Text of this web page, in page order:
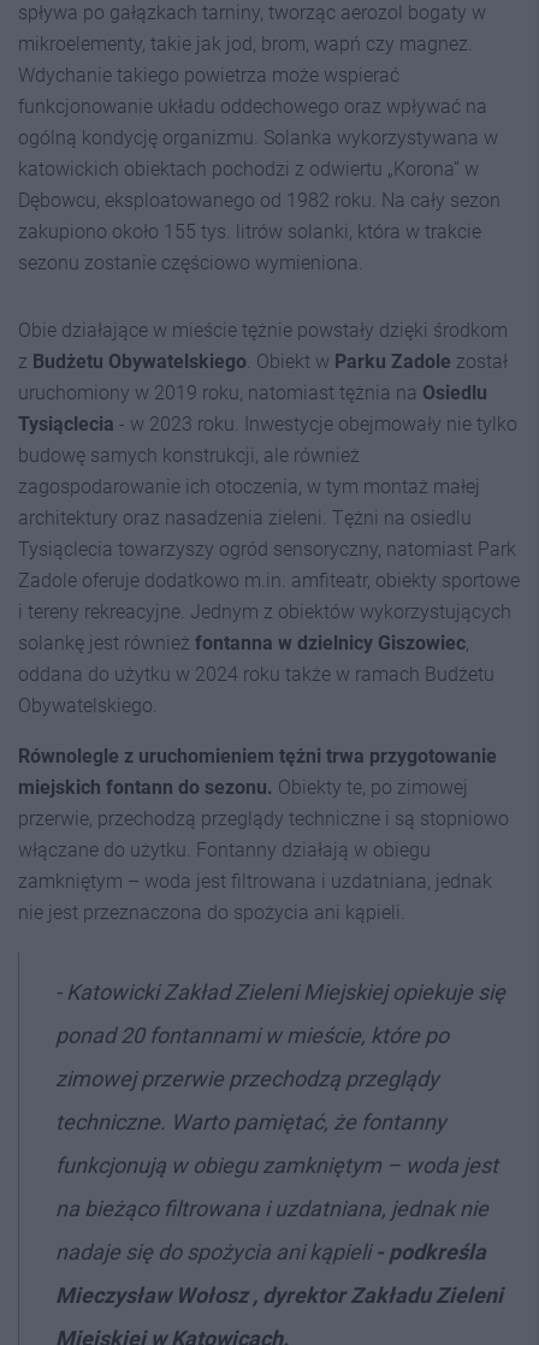
spływa po gałązkach tarniny, tworząc aerozol bogaty w
mikroelementy, takie jak jod, brom, wapń czy magnez.
Wdychanie takiego powietrza może wspierać
funkcjonowanie układu oddechowego oraz wpływać na
ogólną kondycję organizmu. Solanka wykorzystywana w
katowickich obiektach pochodzi z odwiertu „Korona” w
Dębowcu, eksploatowanego od 1982 roku. Na cały sezon
zakupiono około 155 tys. litrów solanki, która w trakcie
sezonu zostanie częściowo wymieniona.
Obie działające w mieście tężnie powstały dzięki środkom
z Budżetu Obywatelskiego. Obiekt w Parku Zadole został
uruchomiony w 2019 roku, natomiast tężnia na Osiedlu
Tysiąclecia - w 2023 roku. Inwestycje obejmowały nie tylko
budowę samych konstrukcji, ale również
zagospodarowanie ich otoczenia, w tym montaż małej
architektury oraz nasadzenia zieleni. Tężni na osiedlu
Tysiąclecia towarzyszy ogród sensoryczny, natomiast Park
Zadole oferuje dodatkowo m.in. amfiteatr, obiekty sportowe
i tereny rekreacyjne. Jednym z obiektów wykorzystujących
solankę jest również fontanna w dzielnicy Giszowiec,
oddana do użytku w 2024 roku także w ramach Budżetu
Obywatelskiego.
Równolegle z uruchomieniem tężni trwa przygotowanie
miejskich fontann do sezonu. Obiekty te, po zimowej
przerwie, przechodzą przeglądy techniczne i są stopniowo
włączane do użytku. Fontanny działają w obiegu
zamkniętym – woda jest filtrowana i uzdatniana, jednak
nie jest przeznaczona do spożycia ani kąpieli.
- Katowicki Zakład Zieleni Miejskiej opiekuje się
ponad 20 fontannami w mieście, które po
zimowej przerwie przechodzą przeglądy
techniczne. Warto pamiętać, że fontanny
funkcjonują w obiegu zamkniętym – woda jest
na bieżąco filtrowana i uzdatniana, jednak nie
nadaje się do spożycia ani kąpieli- podkreśla
Mieczysław Wołosz , dyrektor Zakładu Zieleni
Miejskiej w Katowicach.